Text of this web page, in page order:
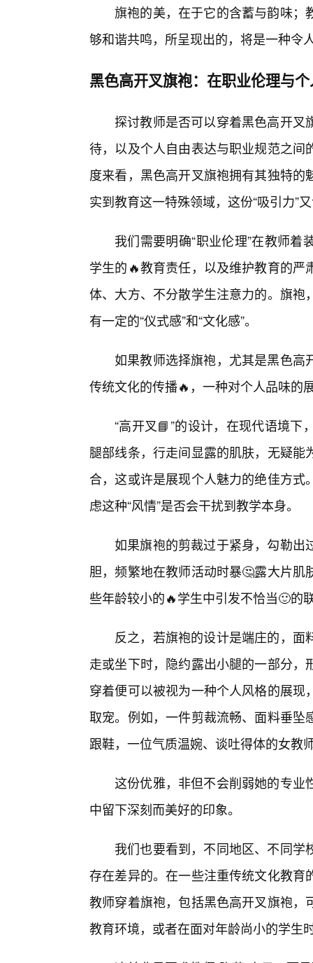
旗袍的美，在于它的含蓄与韵味；
够和谐共鸣，所呈现出的，将是一种令
黑色高开叉旗袍：在职业伦理与
探讨教师是否可以穿着黑色高开叉
待，以及个人自由表达与职业规范之
度来看，黑色高开叉旗袍拥有其独特
实到教育这一特殊领域，这份“吸引力”
我们需要明确“职业伦理”在教师
学生的🔥教育责任，以及维护教育的
体、大方、不分散学生注意力的。旗
有一定的“仪式感”和“文化感”。
如果教师选择旗袍，尤其是黑色高
传统文化的传播🔥，一种对个人品味的
“高开叉📘”的设计，在现代语境
腿部线条，行走间显露的肌肤，无疑
合，这或许是展现个人魅力的绝佳方
虑这种“风情”是否会干扰到教学本身。
如果旗袍的剪裁过于紧身，勾勒出
胆，频繁地在教师活动时暴🤔露大片
些年龄较小的🔥学生中引发不恰当🙂的
反之，若旗袍的设计是端庄的，
走或坐下时，隐约露出小腿的一部分
穿着便可以被视为一种个人风格的展
取宠。例如，一件剪裁流畅、面料垂
跟鞋，一位气质温婉、谈吐得体的女教
这份优雅，非但不会削弱她的专业
中留下深刻而美好的印象。
我们也要看到，不同地区、不同
存在差异的。在一些注重传统文化教
教师穿着旗袍，包括黑色高开叉旗袍
教育环境，或者在面对年龄尚小的学生